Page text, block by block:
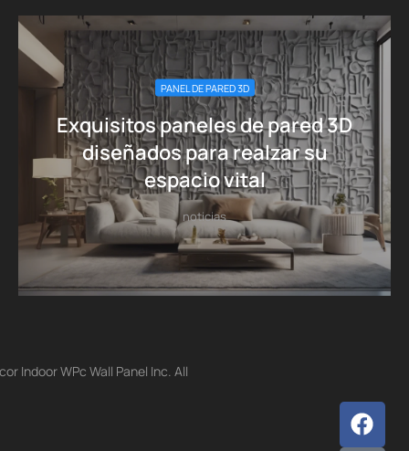
PANEL DE PARED 3D
Exquisitos paneles de pared 3D
diseñados para realzar su
espacio vital
noticias
Indoor WPc Wall Panel Inc. All